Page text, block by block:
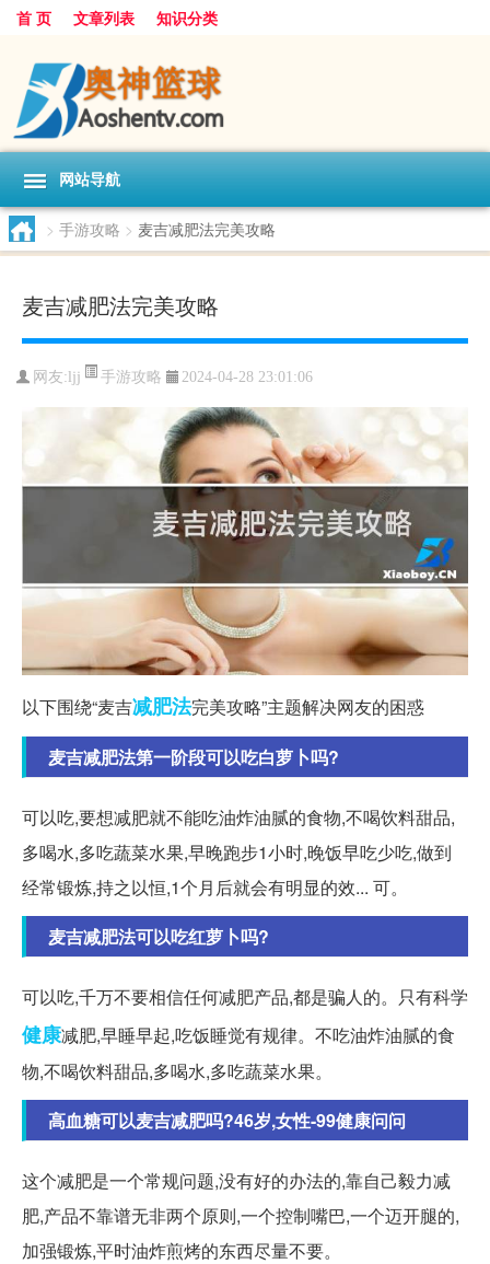
首 页 文章列表 知识分类
网站导航
> 手游攻略 > 麦吉减肥法完美攻略
麦吉减肥法完美攻略
网友:ljj 手游攻略 2024-04-28 23:01:06
以下围绕“麦吉减肥法完美攻略”主题解决网友的困惑
麦吉减肥法第一阶段可以吃白萝卜吗?
可以吃,要想减肥就不能吃油炸油腻的食物,不喝饮料甜品,
多喝水,多吃蔬菜水果,早晚跑步1小时,晚饭早吃少吃,做到
经常锻炼,持之以恒,1个月后就会有明显的效... 可。
麦吉减肥法可以吃红萝卜吗?
可以吃,千万不要相信任何减肥产品,都是骗人的。只有科学
健康减肥,早睡早起,吃饭睡觉有规律。不吃油炸油腻的食
物,不喝饮料甜品,多喝水,多吃蔬菜水果。
高血糖可以麦吉减肥吗?46岁,女性-99健康问问
这个减肥是一个常规问题,没有好的办法的,靠自己毅力减
肥,产品不靠谱无非两个原则,一个控制嘴巴,一个迈开腿的,
加强锻炼,平时油炸煎烤的东西尽量不要。